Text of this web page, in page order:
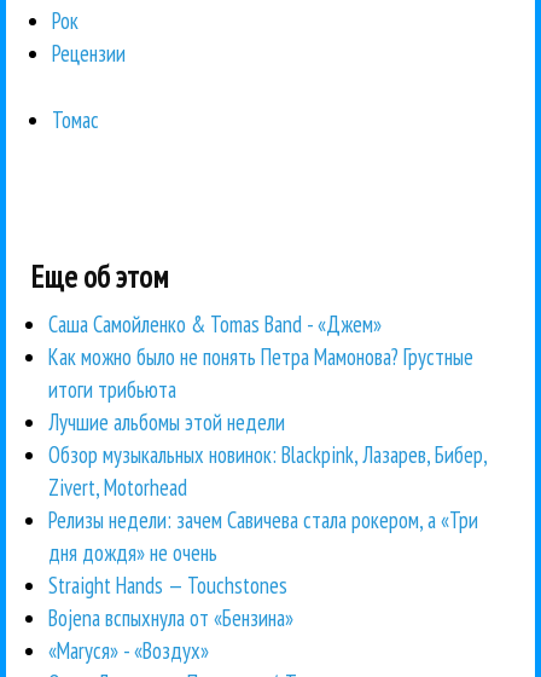
Рок
Рецензии
Томас
Еще об этом
Саша Самойленко & Tomas Band - «Джем»
Как можно было не понять Петра Мамонова? Грустные
итоги трибьюта
Лучшие альбомы этой недели
Обзор музыкальных новинок: Blackpink, Лазарев, Бибер,
Zivert, Motorhead
Релизы недели: зачем Савичева стала рокером, а «Три
дня дождя» не очень
Straight Hands — Touchstones
Bojena вспыхнула от «Бензина»
«Маrуся» - «Воздух»